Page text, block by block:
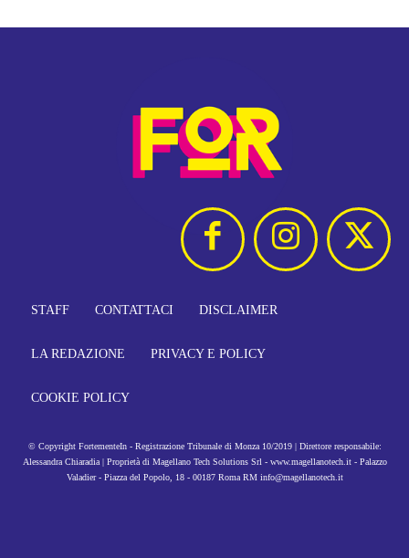
STAFF CONTATTACI DISCLAIMER
LA REDAZIONE PRIVACY E POLICY
COOKIE POLICY
© Copyright FortementeIn - Registrazione Tribunale di Monza 10/2019 | Direttore responsabile:
Alessandra Chiaradia | Proprietà di Magellano Tech Solutions Srl - www.magellanotech.it - Palazzo
Valadier - Piazza del Popolo, 18 - 00187 Roma RM info@magellanotech.it